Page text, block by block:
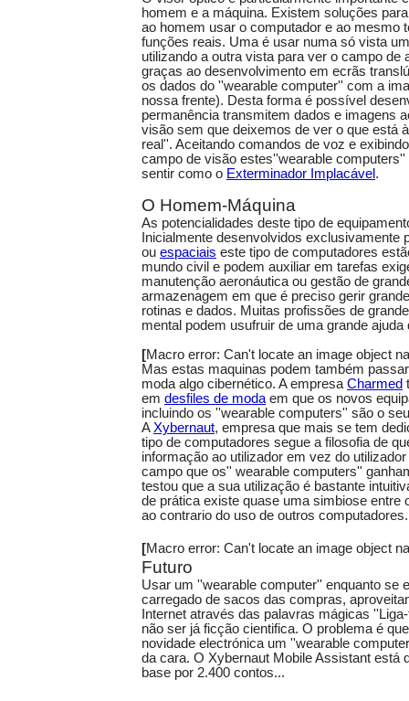
homem e a máquina. Existem soluções
ao homem usar o computador e ao mesmo
funções reais. Uma é usar numa só vista
utilizando a outra vista para ver o campo de
graças ao desenvolvimento em ecrãs
os dados do ''wearable computer'' com a
nossa frente). Desta forma é possível
permanência transmitem dados e imagens
visão sem que deixemos de ver o que está
real''. Aceitando comandos de voz e
campo de visão estes''wearable
sentir como o Exterminador Implacável .
O Homem-Máquina
As potencialidades deste tipo de
Inicialmente desenvolvidos exclusivamente
ou espaciais este tipo de computadores
mundo civil e podem auxiliar em tarefas
manutenção aeronáutica ou gestão de
armazenagem em que é preciso gerir
rotinas e dados. Muitas profissões de
mental podem usufruir de uma grande
[Macro error: Can't locate an image object
Mas estas maquinas podem também
moda algo cibernético. A empresa Charmed
em desfiles de moda em que os novos
incluindo os ''wearable computers'' são o
AXybernaut, empresa que mais se tem
tipo de computadores segue a filosofia de
informação ao utilizador em vez do
campo que os'' wearable computers''
testou que a sua utilização é bastante
de prática existe quase uma simbiose entre
ao contrario do uso de outros computadores.
[Macro error: Can't locate an image object
Futuro
Usar um ''wearable computer'' enquanto se
carregado de sacos das compras,
Internet através das palavras mágicas
não ser já ficção cientifica. O problema é
novidade electrónica um ''wearable
da cara. O Xybernaut Mobile Assistant está
base por 2.400 contos...